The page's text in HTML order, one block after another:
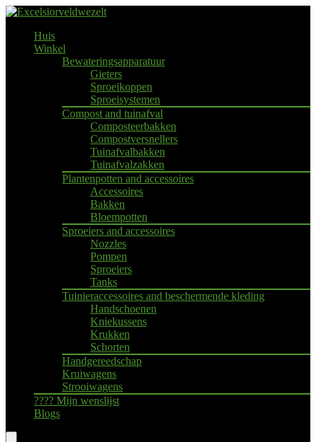
Huis
Winkel
Bewateringsapparatuur
Gieters
Sproeikoppen
Sproeisystemen
Compost and tuinafval
Composteerbakken
Compostversnellers
Tuinafvalbakken
Tuinafvalzakken
Plantenpotten and accessoires
Accessoires
Bakken
Bloempotten
Sproeiers and accessoires
Nozzles
Pompen
Sproeiers
Tanks
Tuinieraccessoires and beschermende kleding
Handschoenen
Kniekussens
Krukken
Schorten
Handgereedschap
Kruiwagens
Strooiwagens
???? Mijn wenslijst
Blogs